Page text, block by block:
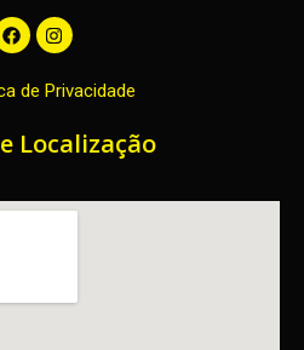
F
a
c
b
o
k
I
n
s
t
a
r
a
de Privacidade
Localização